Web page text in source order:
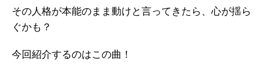
o r
その人格が本能のまま動けと言ってきたら、心が揺ら
ぐかも？
今回紹介するのはこの曲！